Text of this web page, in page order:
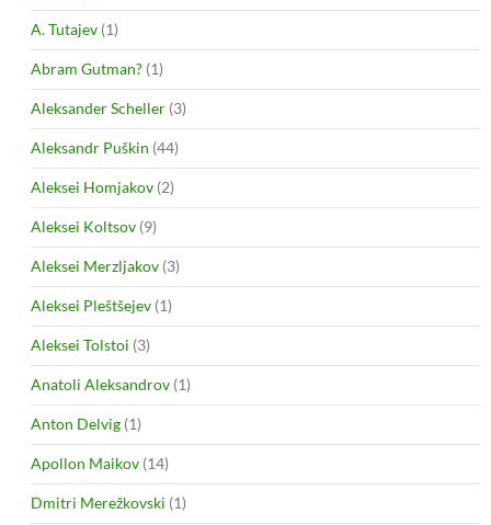
A. Tutajev (1)
Abram Gutman? (1)
Aleksander Scheller (3)
Aleksandr Puškin (44)
Aleksei Homjakov (2)
Aleksei Koltsov (9)
Aleksei Merzljakov (3)
Aleksei Pleštšejev (1)
Aleksei Tolstoi (3)
Anatoli Aleksandrov (1)
Anton Delvig (1)
Apollon Maikov (14)
Dmitri Merežkovski (1)